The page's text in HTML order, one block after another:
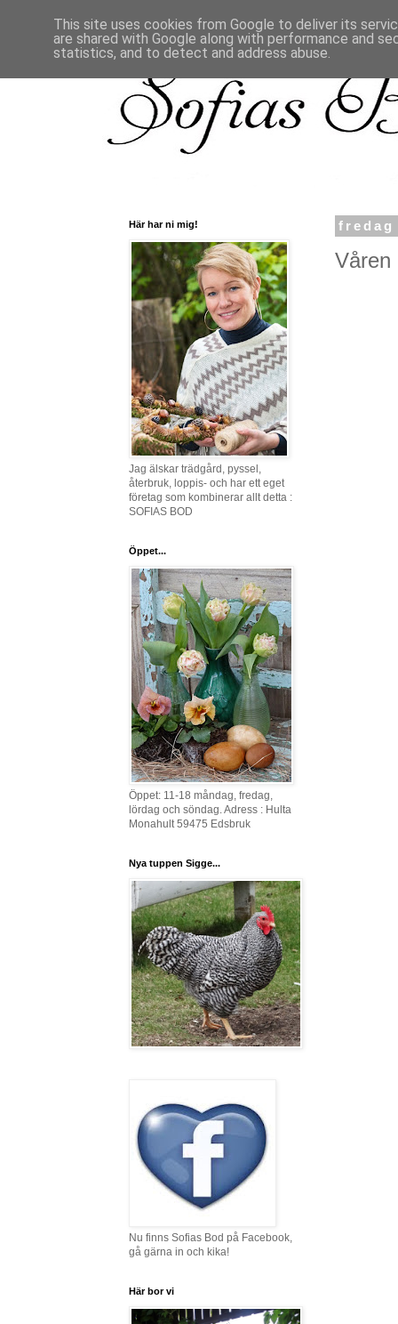
fredag
Våren
Här har ni mig!
Jag älskar trädgård, pyssel,
återbruk, loppis- och har ett eget
företag som kombinerar allt detta :
SOFIAS BOD
Öppet...
Öppet: 11-18 måndag, fredag,
lördag och söndag. Adress : Hulta
Monahult 59475 Edsbruk
Nya tuppen Sigge...
Nu finns Sofias Bod på Facebook,
gå gärna in och kika!
Här bor vi
This site uses cookies from Google to deliver its
are shared with Google along with performance and
statistics, and to detect and address abuse.